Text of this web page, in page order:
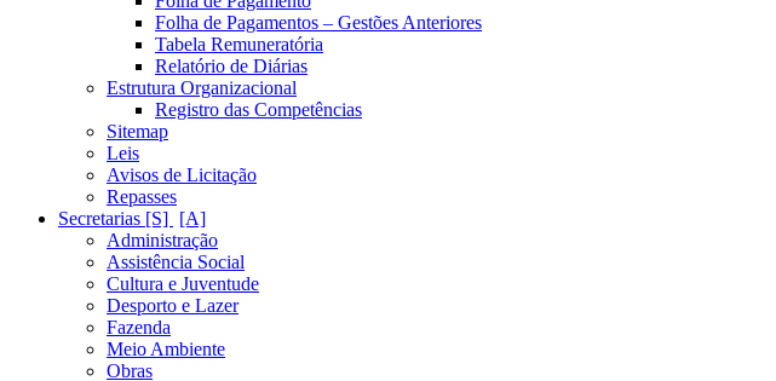
Folha de Pagamentos – Gestões Anteriores
Tabela Remuneratória
Relatório de Diárias
Estrutura Organizacional
Registro das Competências
Sitemap
Leis
Avisos de Licitação
Repasses
Secretarias [S]
Administração
Assistência Social
Cultura e Juventude
Desporto e Lazer
Fazenda
Meio Ambiente
Obras